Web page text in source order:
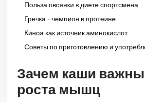
Польза овсянки в диете спортсмена
Гречка - чемпион в протеине
Киноа как источник аминокислот
Советы по приготовлению и
Зачем каши
роста мышц